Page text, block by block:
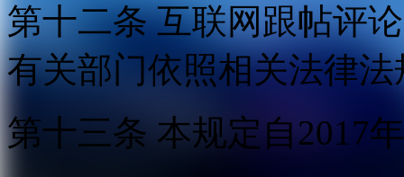
第十二条 互联网跟帖评
有关部门依照相关法律
第十三条 本规定自2017